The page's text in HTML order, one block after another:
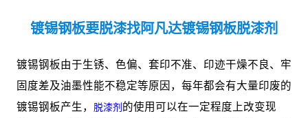
镀锡钢板要脱漆找阿凡达镀锡钢板脱漆剂
镀锡钢板由于生锈、色偏、套印不准、印迹干燥不良、牢
固度差及油墨性能不稳定等原因，每年都会有大量印废的
镀锡钢板产生，
脱漆剂 的使用可以在一定程度上改变现